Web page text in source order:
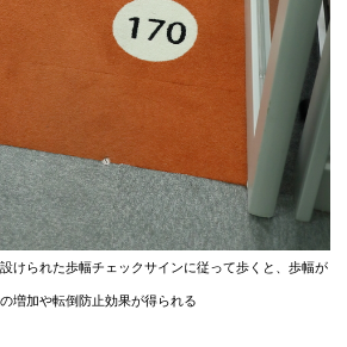
けられた歩幅チェックサインに従って歩くと、歩幅が
増加や転倒防止効果が得られる